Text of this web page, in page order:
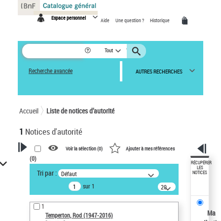
Espace personnel Aide Une question ? Historique
Tout
Recherche avancée AUTRES RECHERCHES
Accueil Liste de notices d’autorité
1 Notices d'autorité
VOTRE RECHERCHE
Recherche avancée dans les
notices d’autorité
Œuvres liées à l'auteur :
Temperton, Rod (1947-2016)
Voir la sélection (0) Ajouter à mes références
(0)
Tri par : Défaut
sur 1
20
résultats/page
1
Temperton, Rod (1947-2016)
RÉCUPÉRER
LES
NOTICES
Ma
Panneau de gestion des cookies